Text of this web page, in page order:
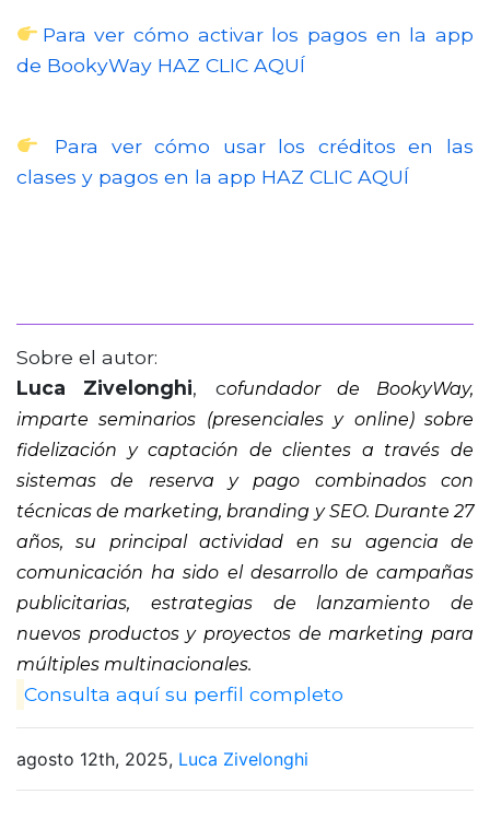
Para ver cómo activar los pagos en la app
de BookyWay HAZ CLIC AQUÍ
Para ver cómo usar los créditos en las
clases y pagos en la app HAZ CLIC AQUÍ
Sobre el autor:
Luca Zivelonghi, cofundador de BookyWay,
imparte seminarios (presenciales y online) sobre
fidelización y captación de clientes a través de
sistemas de reserva y pago combinados con
técnicas de marketing, branding y SEO. Durante 27
años, su principal actividad en su agencia de
comunicación ha sido el desarrollo de campañas
publicitarias, estrategias de lanzamiento de
nuevos productos y proyectos de marketing para
múltiples multinacionales.
Consulta aquí su perfil completo
agosto 12th, 2025, Luca Zivelonghi